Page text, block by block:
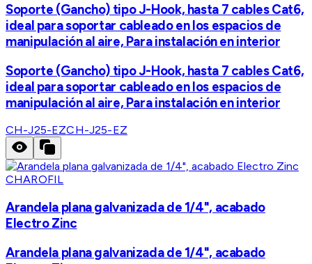
Soporte (Gancho) tipo J-Hook, hasta 7 cables Cat6,
ideal para soportar cableado en los espacios de
manipulación al aire, Para instalación en interior
Soporte (Gancho) tipo J-Hook, hasta 7 cables Cat6,
ideal para soportar cableado en los espacios de
manipulación al aire, Para instalación en interior
CH-J25-EZCH-J25-EZ
CHAROFIL
Arandela plana galvanizada de 1/4", acabado
Electro Zinc
Arandela plana galvanizada de 1/4", acabado